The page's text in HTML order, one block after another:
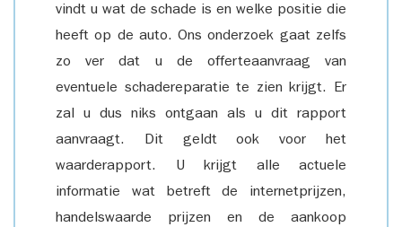
vindt u wat de schade is en welke positie die
heeft op de auto. Ons onderzoek gaat zelfs
zo ver dat u de offerteaanvraag van
eventuele schadereparatie te zien krijgt. Er
zal u dus niks ontgaan als u dit rapport
aanvraagt. Dit geldt ook voor het
waarderapport. U krijgt alle actuele
informatie wat betreft de internetprijzen,
handelswaarde prijzen en de aankoop